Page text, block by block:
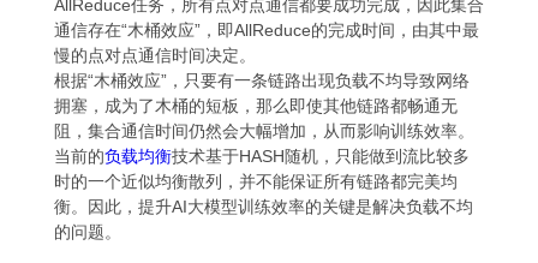
AllReduce任务，所有点对点通信都要成功完成，因此集合
通信存在“木桶效应”，即AllReduce的完成时间，由其中最
慢的点对点通信时间决定。
根据“木桶效应”，只要有一条链路出现负载不均导致网络
拥塞，成为了木桶的短板，那么即使其他链路都畅通无
阻，集合通信时间仍然会大幅增加，从而影响训练效率。
当前的负载均衡技术基于HASH随机，只能做到流比较多
时的一个近似均衡散列，并不能保证所有链路都完美均
衡。因此，提升AI大模型训练效率的关键是解决负载不均
的问题。